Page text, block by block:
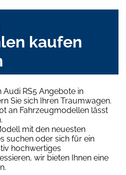
kaufen
Audi RS5 Angebote in
Sie sich Ihren Traumwagen.
an Fahrzeugmodellen lässt
mit den neuesten
suchen oder sich für ein
hochwertiges
wir bieten Ihnen eine